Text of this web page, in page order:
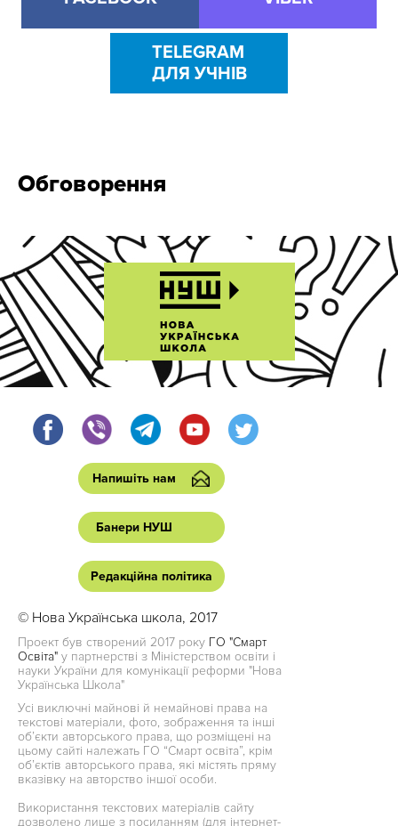
TELEGRAM
ДЛЯ УЧНІВ
Обговорення
Напишіть нам
Банери НУШ
Редакційна політика
© Нова Українська школа, 2017
Проект був створений 2017 року ГО "Смарт
Освіта" у партнерстві з Міністерством освіти і
науки України для комунікації реформи "Нова
Українська Школа"
Усі виключні майнові й немайнові права на
текстові матеріали, фото, зображення та інші
об’єкти авторського права, що розміщені на
цьому сайті належать ГО “Смарт освіта”, крім
об’єктів авторського права, які містять пряму
вказівку на авторство іншої особи.
Використання текстових матеріалів сайту
дозволено лише з посиланням (для інтернет-